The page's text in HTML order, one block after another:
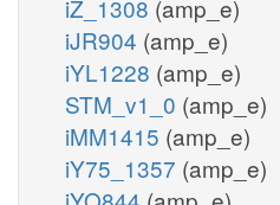
iZ_1308 (amp_e)
iJR904 (amp_e)
iYL1228 (amp_e)
STM_v1_0 (amp_e)
iMM1415 (amp_e)
iY75_1357 (amp_e)